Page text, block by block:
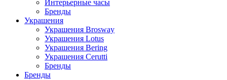
Интерьерные часы
Бренды
Украшения
Украшения Brosway
Украшения Lotus
Украшения Bering
Украшения Cerutti
Бренды
Бренды